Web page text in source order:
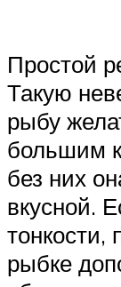
Простой
Такую
рыбу
большим
без них
вкусной.
рыбке